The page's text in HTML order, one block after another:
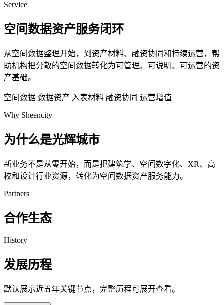
Service
空间数据资产服务闭环
从空间数据整理开始，到资产材料、融资协同和持续运营，帮
助机构把分散的空间数据转化为可管理、可说明、可运营的资
产基础。
空间数据 数据资产 入表材料 融资协同 运营增值
Why Sheencity
为什么是光辉城市
新业务不是从零开始，而是把建筑学、空间数字化、XR、高
校和设计行业资源，转化为空间数据资产服务能力。
Partners
合作生态
History
发展历程
默认展示近五年关键节点，完整历程可展开查看。